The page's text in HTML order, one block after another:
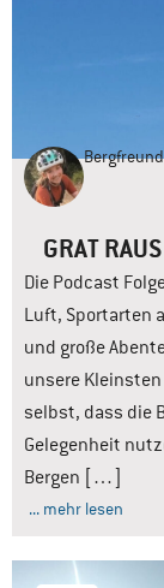
GRAT
Die Podcast
Luft, Sportarten
und große
unsere
selbst, dass die
Gelegenheit
Bergen […]
... mehr lesen